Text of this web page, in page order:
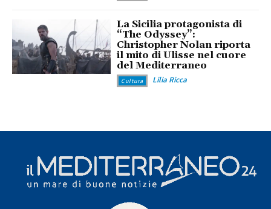
La Sicilia protagonista di
“The Odyssey”:
Christopher Nolan riporta
il mito di Ulisse nel cuore
del Mediterraneo
Cultura Lilia Ricca